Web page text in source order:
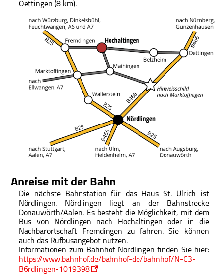
Oettingen (8 km).
Anreise mit der Bahn
Die nächste Bahnstation für das Haus St. Ulrich ist
Nördlingen. Nördlingen liegt an der Bahnstrecke
Donauwörth/Aalen. Es besteht die Möglichkeit, mit dem
Bus von Nördlingen nach Hochaltingen oder in die
Nachbarortschaft Fremdingen zu fahren. Sie können
auch das Rufbusangebot nutzen.
Informationen zum Bahnhof Nördlingen finden Sie hier:
https://www.bahnhof.de/bahnhof-de/bahnhof/N-C3-
B6rdlingen-1019398